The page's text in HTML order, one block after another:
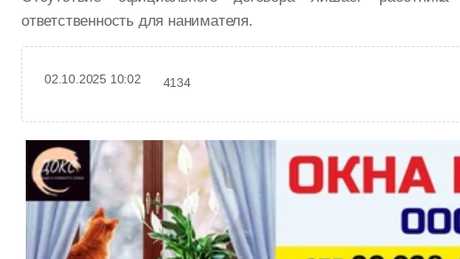
ответственность для нанимателя.
02.10.2025 10:02 4134